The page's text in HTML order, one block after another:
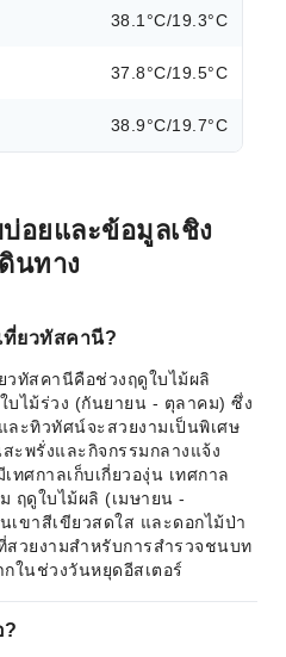
38.1°C/19.3°C
37.8°C/19.5°C
38.9°C/19.7°C
อยและข้อมูลเชิง
นทาง
ที่ยวทัสคานี?
วทัสคานีคือช่วงฤดูใบไม้ผลิ
ไม้ร่วง (กันยายน - ตุลาคม) ซึ่ง
ะทิวทัศน์จะสวยงามเป็นพิเศษ
ะพรั่งและกิจกรรมกลางแจ้ง
ทศกาลเก็บเกี่ยวองุ่น เทศกาล
ฤดูใบไม้ผลิ (เมษายน -
ขาสีเขียวสดใส และดอกไม้ป่า
วยงามสำหรับการสำรวจชนบท
ในช่วงวันหยุดอีสเตอร์